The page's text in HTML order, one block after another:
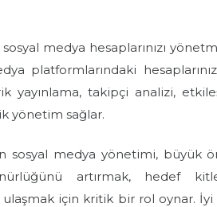
medya hesaplarınızı
platformlarındaki
yayınlama, takipçi analizi,
yönetim sağlar.
medya yönetimi, büyük
artırmak, hedef
için kritik bir rol oynar. İyi